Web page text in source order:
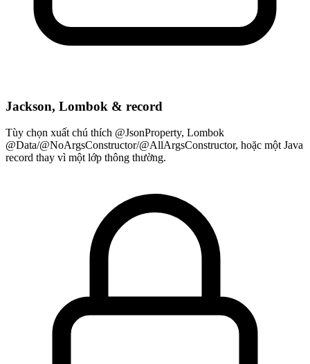
Jackson, Lombok & record
Tùy chọn xuất chú thích @JsonProperty, Lombok
@Data/@NoArgsConstructor/@AllArgsConstructor, hoặc một Java
record thay vì một lớp thông thường.